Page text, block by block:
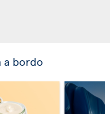
a bordo